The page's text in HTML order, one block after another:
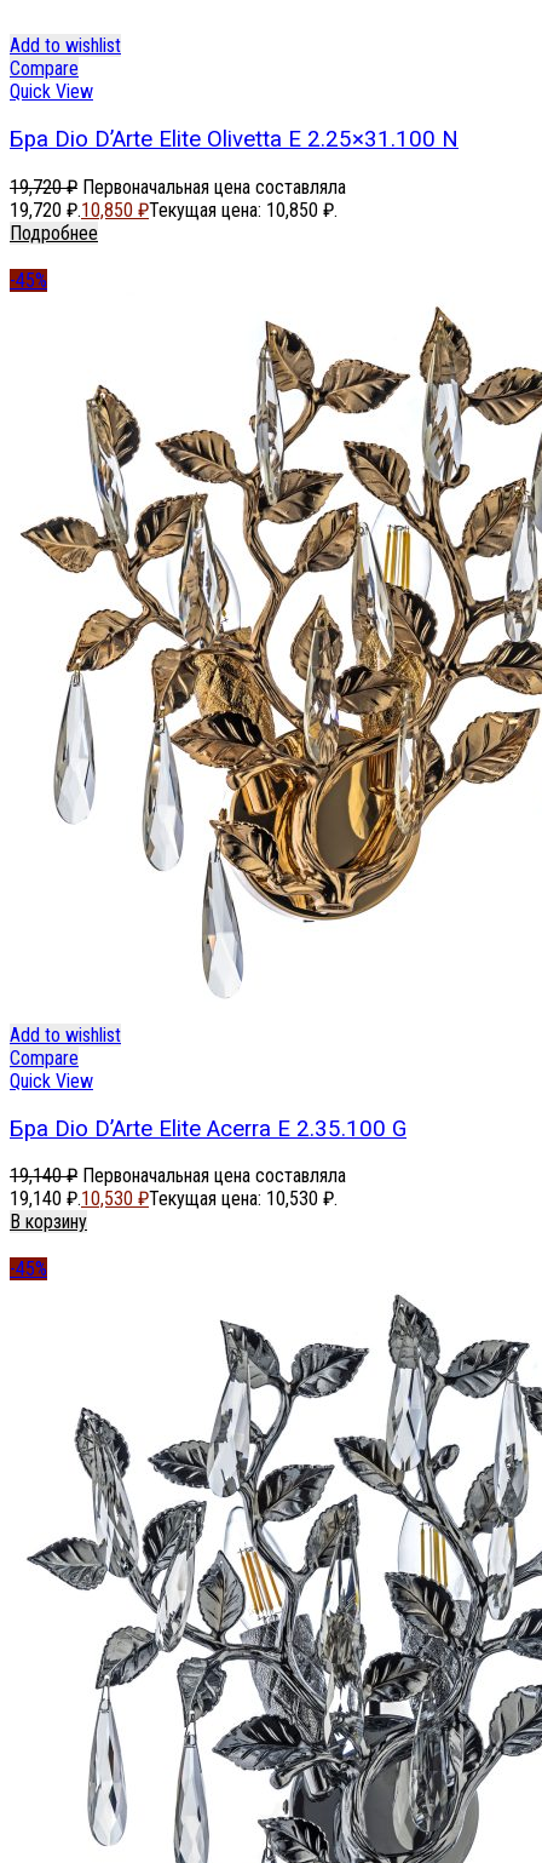
Add to wishlist
Compare
Quick View
Бра Dio D’Arte Elite Olivetta E 2.25×31.100 N
19,720₽ Первоначальная цена составляла
19,720 ₽.10,850 ₽Текущая цена: 10,850 ₽.
Подробнее
-45%
Add to wishlist
Compare
Quick View
Бра Dio D’Arte Elite Acerra E 2.35.100 G
19,140₽ Первоначальная цена составляла
19,140 ₽.10,530 ₽Текущая цена: 10,530 ₽.
В корзину
-45%